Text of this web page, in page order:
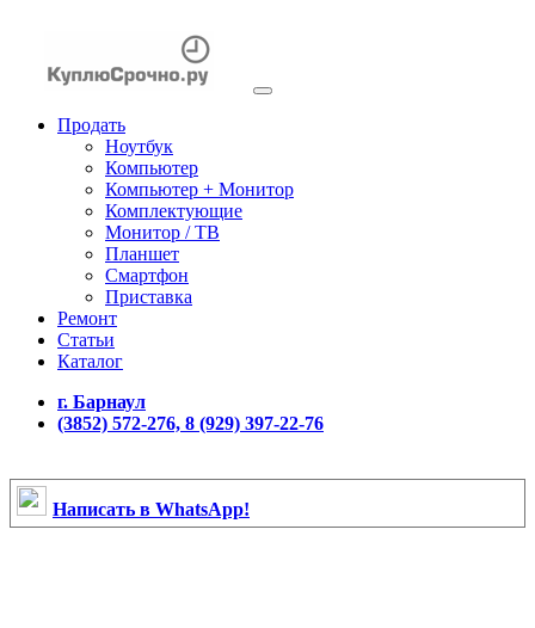
Продать
Ноутбук
Компьютер
Компьютер + Монитор
Комплектующие
Монитор / ТВ
Планшет
Смартфон
Приставка
Ремонт
Статьи
Каталог
г. Барнаул
(3852) 572-276, 8 (929) 397-22-76
Написать в WhatsApp!